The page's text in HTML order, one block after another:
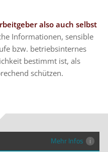
also auch selbst
Informationen, sensible
bzw. betriebsinternes
bestimmt ist, als
schützen.
Mehr Infos